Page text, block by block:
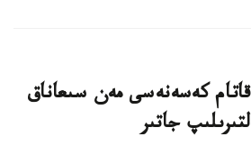
كەسەنەسى مەن سىعاناق
جاتىر